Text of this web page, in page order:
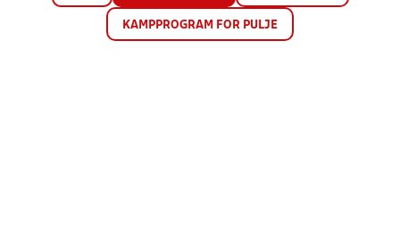
KAMPPROGRAM FOR PULJE